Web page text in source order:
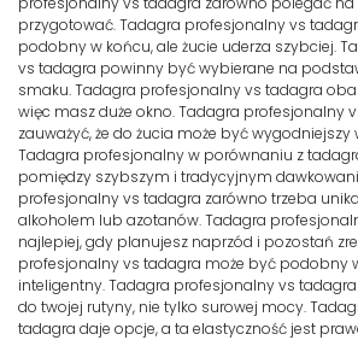
przygotować. Tadagra profesjonalny vs
podobny w końcu, ale żucie uderza szybciej.
vs tadagra powinny być wybierane na
smaku. Tadagra profesjonalny vs tadagra
więc masz duże okno. Tadagra profesjonalny
zauważyć, że do żucia może być wygodniejszy
Tadagra profesjonalny w porównaniu z
pomiędzy szybszym i tradycyjnym
profesjonalny vs tadagra zarówno trzeba
alkoholem lub azotanów. Tadagra
najlepiej, gdy planujesz naprzód i pozostań
profesjonalny vs tadagra może być podobny
inteligentny. Tadagra profesjonalny vs
do twojej rutyny, nie tylko surowej mocy.
tadagra daje opcje, a ta elastyczność jest